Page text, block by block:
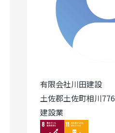
有限会社川田建設
土佐郡土佐町相川776
建設業
Image Image